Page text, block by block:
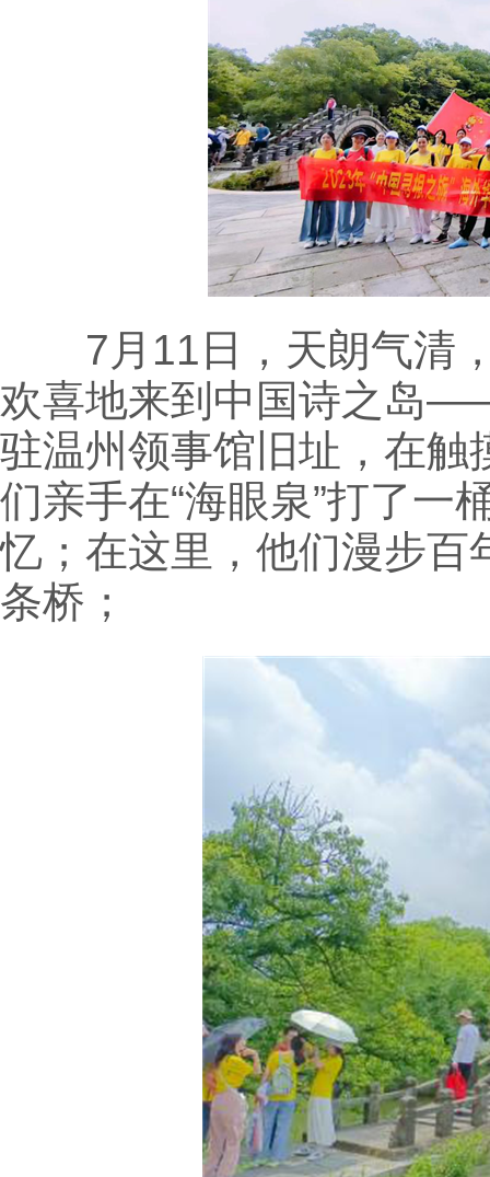
7月11日，天朗气清，
欢喜地来到中国诗之岛
驻温州领事馆旧址，在触
们亲手在“海眼泉”打了一
忆；在这里，他们漫步百
条桥；